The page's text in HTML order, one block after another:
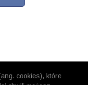
cookies), które